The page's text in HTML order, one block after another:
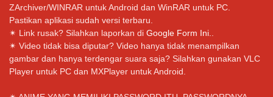
ZArchiver/WINRAR untuk Android dan WinRAR untuk PC.
Pastikan aplikasi sudah versi terbaru.
✴ Link rusak? Silahkan laporkan di Google Form Ini.
✴ Video tidak bisa diputar? Video hanya tidak menampilkan
gambar dan hanya terdengar suara saja? Silahkan gunakan VLC
Player untuk PC dan MXPlayer untuk Android.